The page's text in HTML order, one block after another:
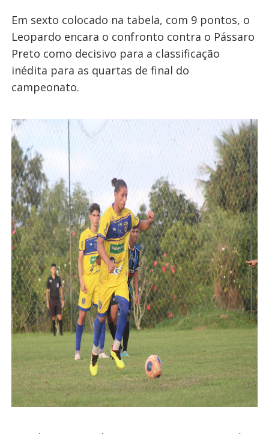
Em sexto colocado na tabela, com 9 pontos, o
Leopardo encara o confronto contra o Pássaro
Preto como decisivo para a classificação
inédita para as quartas de final do
campeonato.